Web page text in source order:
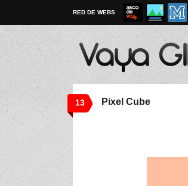
RED DE WEBS
13 Pixel Cube